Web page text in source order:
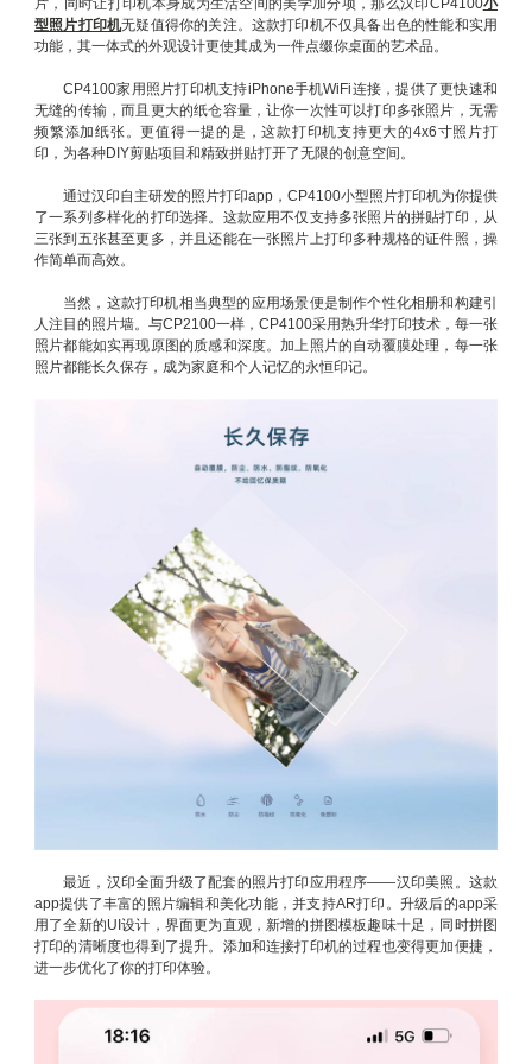
片，同时让打印机本身成为生活空间的美学加分项，那么汉印CP4100小
型照片打印机无疑值得你的关注。这款打印机不仅具备出色的性能和实用
功能，其一体式的外观设计更使其成为一件点缀你桌面的艺术品。
CP4100家用照片打印机支持iPhone手机WiFi连接，提供了更快速和
无缝的传输，而且更大的纸仓容量，让你一次性可以打印多张照片，无需
频繁添加纸张。更值得一提的是，这款打印机支持更大的4x6寸照片打
印，为各种DIY剪贴项目和精致拼贴打开了无限的创意空间。
通过汉印自主研发的照片打印app，CP4100小型照片打印机为你提供
了一系列多样化的打印选择。这款应用不仅支持多张照片的拼贴打印，从
三张到五张甚至更多，并且还能在一张照片上打印多种规格的证件照，操
作简单而高效。
当然，这款打印机相当典型的应用场景便是制作个性化相册和构建引
人注目的照片墙。与CP2100一样，CP4100采用热升华打印技术，每一张
照片都能如实再现原图的质感和深度。加上照片的自动覆膜处理，每一张
照片都能长久保存，成为家庭和个人记忆的永恒印记。
最近，汉印全面升级了配套的照片打印应用程序——汉印美照。这款
app提供了丰富的照片编辑和美化功能，并支持AR打印。升级后的app采
用了全新的UI设计，界面更为直观，新增的拼图模板趣味十足，同时拼图
打印的清晰度也得到了提升。添加和连接打印机的过程也变得更加便捷，
进一步优化了你的打印体验。